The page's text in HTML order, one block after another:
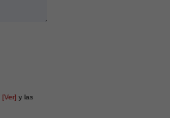
[Ver] y las